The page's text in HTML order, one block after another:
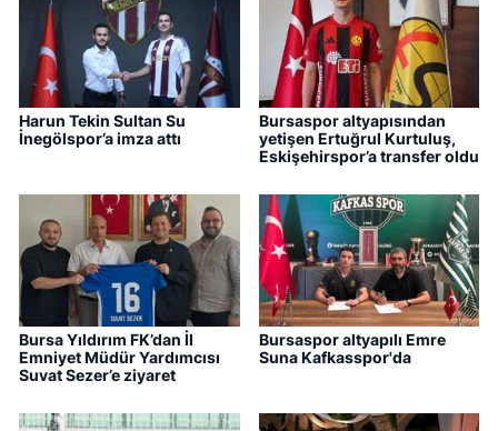
Harun Tekin Sultan Su
İnegölspor’a imza attı
Bursaspor altyapısından
yetişen Ertuğrul Kurtuluş,
Eskişehirspor’a transfer oldu
Bursa Yıldırım FK’dan İl
Emniyet Müdür Yardımcısı
Suvat Sezer’e ziyaret
Bursaspor altyapılı Emre
Suna Kafkasspor'da